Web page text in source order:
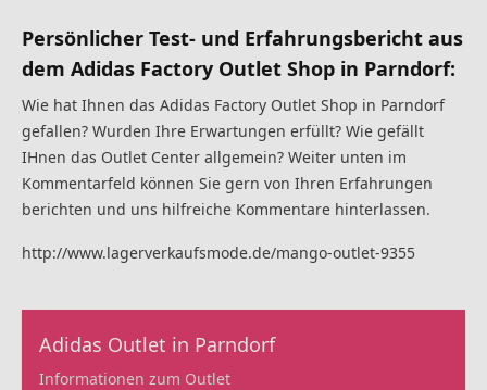
Persönlicher Test- und Erfahrungsbericht aus
dem Adidas Factory Outlet Shop in Parndorf:
Wie hat Ihnen das Adidas Factory Outlet Shop in Parndorf
gefallen? Wurden Ihre Erwartungen erfüllt? Wie gefällt
IHnen das Outlet Center allgemein? Weiter unten im
Kommentarfeld können Sie gern von Ihren Erfahrungen
berichten und uns hilfreiche Kommentare hinterlassen.
http://www.lagerverkaufsmode.de/mango-outlet-9355
Adidas Outlet in Parndorf
Informationen zum Outlet